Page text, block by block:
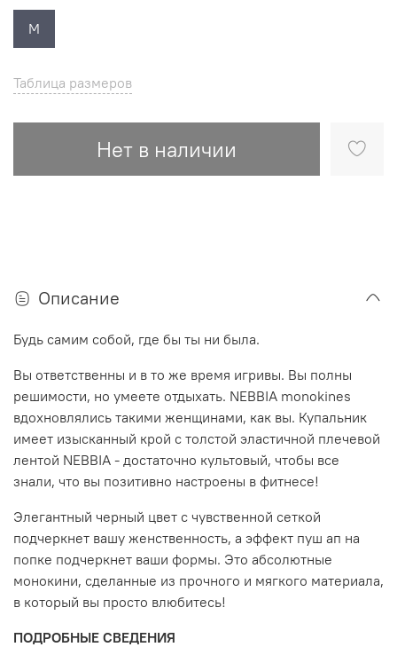
Таблица размеров
Нет в наличии
M
Описание
Будь самим собой, где бы ты ни была.
Вы ответственны и в то же время игривы. Вы полны
решимости, но умеете отдыхать. NEBBIA monokines
вдохновлялись такими женщинами, как вы. Купальник
имеет изысканный крой с толстой эластичной плечевой
лентой NEBBIA - достаточно культовый, чтобы все
знали, что вы позитивно настроены в фитнесе!
Элегантный черный цвет с чувственной сеткой
подчеркнет вашу женственность, а эффект пуш ап на
попке подчеркнет ваши формы. Это абсолютные
монокини, сделанные из прочного и мягкого материала,
в который вы просто влюбитесь!
ПОДРОБНЫЕ СВЕДЕНИЯ